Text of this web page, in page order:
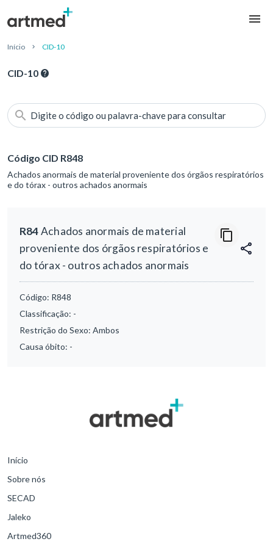
Início CID-10
CID-10
Digite o código ou palavra-chave para consultar
Código CID R848
Achados anormais de material proveniente dos órgãos respiratórios
e do tórax - outros achados anormais
R84Achados anormais de material
proveniente dos órgãos respiratórios e
do tórax - outros achados anormais
Código: R848
Classificação: -
Restrição do Sexo: Ambos
Causa óbito: -
Início
Sobre nós
SECAD
Jaleko
Artmed360